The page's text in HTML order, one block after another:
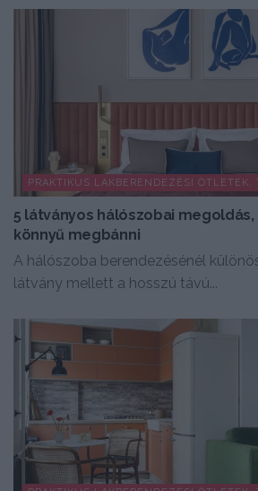
PRAKTIKUS LAKBERENDEZÉSI ÖTLETEK,
5 látványos hálószobai
könnyű megbánni
A hálószoba berendezésénél
látvány mellett a hosszú távú...